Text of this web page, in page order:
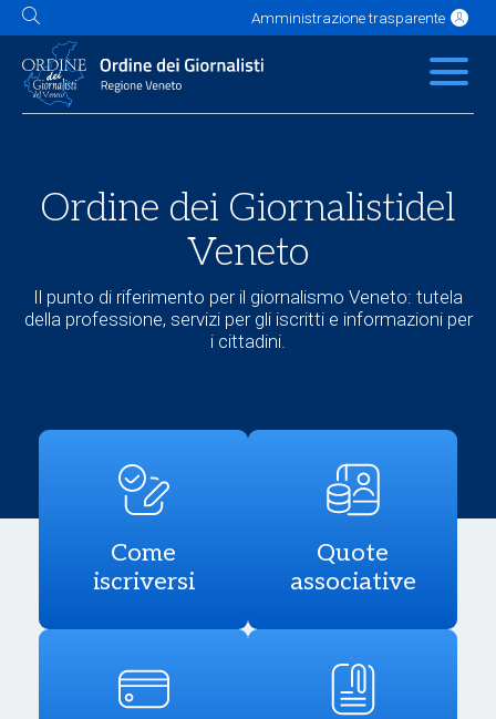
Amministrazione trasparente
L'Ordine News Servizi Albo
Contatti Link utili
Ordine dei Giornalistidel
Veneto
Il punto di riferimento per il giornalismo Veneto: tutela
della professione, servizi per gli iscritti e informazioni per
i cittadini.
Come
iscriversi
Quote
associative